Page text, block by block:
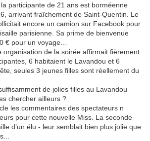
participante de 21 ans est borméenne
arrivant fraîchement de Saint-Quentin. Le
encore un camion sur Facebook pour
parisienne. Sa prime de bienvenue
€ pour un voyage…
organisation de la soirée affirmait fièrement
6 habitaient le Lavandou et 6
seules 3 jeunes filles sont réellement du
de jolies filles au Lavandou
chercher ailleurs ?
les commentaires des spectateurs n
pour cette nouvelle Miss. La seconde
d’un élu - leur semblait bien plus jolie que